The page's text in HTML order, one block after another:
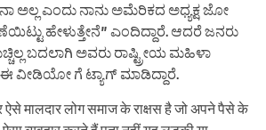
ಅಲ್ಲ ಎಂದು ನಾನು ಅಮೆರಿಕದ ಅಧ್ಯಕ್ಷ ಜೋ
ಹೇಳುತ್ತೇನೆ” ಎಂದಿದ್ದಾರೆ. ಆದರೆ ಜನರು
ಬದಲಾಗಿ ಅವರು ರಾಷ್ಟ್ರೀಯ ಮಹಿಳಾ
ವೀಡಿಯೋ ಗೆ ಟ್ಯಾಗ್ ಮಾಡಿದ್ದಾರೆ.
मालदार लोग समाज के राक्षस है जो अपने पैसे के